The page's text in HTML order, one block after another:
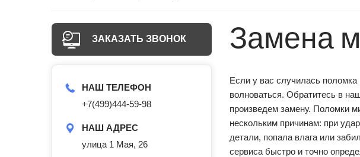
ЗАКАЗАТЬ ЗВОНОК
НАШ ТЕЛЕФОН
+7(499)444-59-98
НАШ АДРЕС
улица 1 Мая, 26
Замена
Если у вас случилась
волноваться. Обратитесь в
произведем замену. Поломки
нескольким причинам: при
детали, попала влага или
сервиса быстро и точно